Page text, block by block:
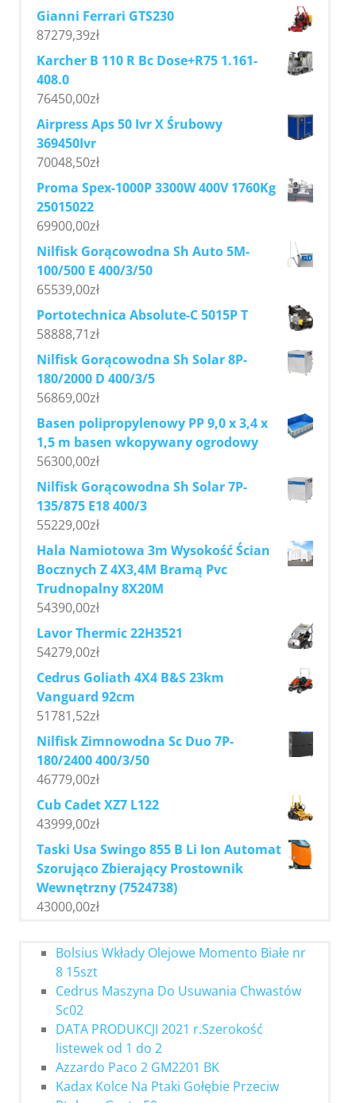
Gianni Ferrari GTS230
87279,39zł
Karcher B 110 R Bc Dose+R75 1.161-
408.0
76450,00zł
Airpress Aps 50 Ivr X Śrubowy
369450Ivr
70048,50zł
Proma Spex-1000P 3300W 400V 1760Kg
25015022
69900,00zł
Nilfisk Gorącowodna Sh Auto 5M-
100/500 E 400/3/50
65539,00zł
Portotechnica Absolute-C 5015P T
58888,71zł
Nilfisk Gorącowodna Sh Solar 8P-
180/2000 D 400/3/5
56869,00zł
Basen polipropylenowy PP 9,0 x 3,4 x
1,5 m basen wkopywany ogrodowy
56300,00zł
Nilfisk Gorącowodna Sh Solar 7P-
135/875 E18 400/3
55229,00zł
Hala Namiotowa 3m Wysokość Ścian
Bocznych Z 4X3,4M Bramą Pvc
Trudnopalny 8X20M
54390,00zł
Lavor Thermic 22H3521
54279,00zł
Cedrus Goliath 4X4 B&S 23km
Vanguard 92cm
51781,52zł
Nilfisk Zimnowodna Sc Duo 7P-
180/2400 400/3/50
46779,00zł
Cub Cadet XZ7 L122
43999,00zł
Taski Usa Swingo 855 B Li Ion Automat
Szorująco Zbierający Prostownik
Wewnętrzny (7524738)
43000,00zł
Bolsius Wkłady Olejowe Momento Białe nr
8 15szt
Cedrus Maszyna Do Usuwania Chwastów
Sc02
DATA PRODUKCJI 2021 r.Szerokość
listewek od 1 do 2
Azzardo Paco 2 GM2201 BK
Kadax Kolce Na Ptaki Gołębie Przeciw